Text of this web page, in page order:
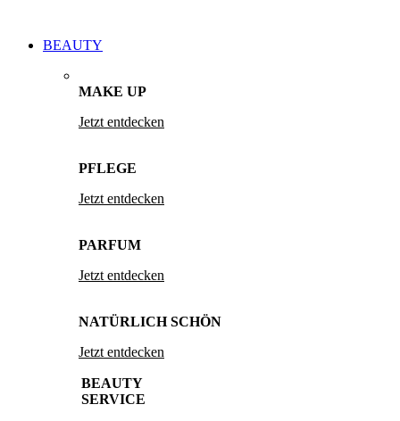
BEAUTY
MAKE UP
Jetzt entdecken
PFLEGE
Jetzt entdecken
PARFUM
Jetzt entdecken
NATÜRLICH SCHÖN
Jetzt entdecken
BEAUTY
SERVICE